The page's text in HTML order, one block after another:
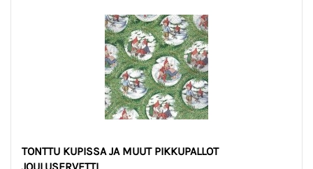
TONTTU KUPISSA JA MUUT PIKKUPALLOT
JOULUSERVETTI